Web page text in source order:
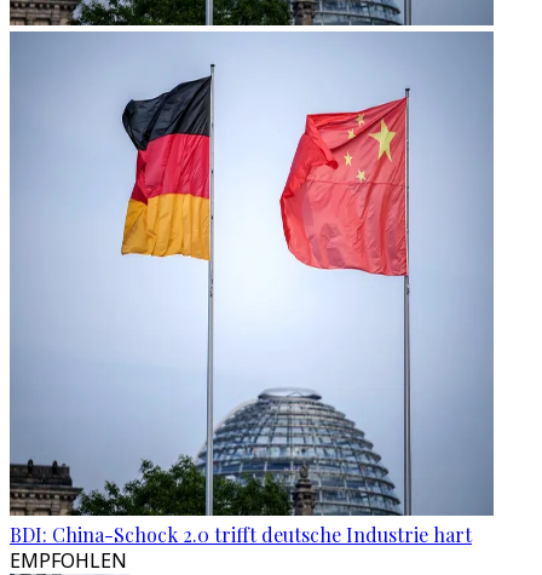
BDI: China-Schock 2.0 trifft deutsche Industrie hart
EMPFOHLEN